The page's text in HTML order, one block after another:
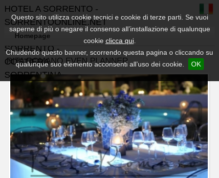
Questo sito utilizza cookie tecnici e cookie di terze parti. Se vuoi
saperne di più o negare il consenso all’installazione di qualunque
cookie clicca qui.
Chiudendo questo banner, scorrendo questa pagina o cliccando su
qualunque suo elemento acconsenti all’uso dei cookie.
OK
HOTEL A SORRENTO -
SORRENTOONLINE.NET
- GUIDA TURISTICA DI
SORRENTO -
COSTIERA
SORRENTINA
Homepage
RITA ROMANO EVEN PLANNER